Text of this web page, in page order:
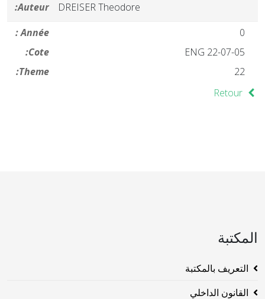
Auteur:
DREISER Theodore
Année :
0
Cote:
ENG 22-07-05
Theme:
22
Retour
المكتبة
التعريف بالمكتبة
القانون الداخلي